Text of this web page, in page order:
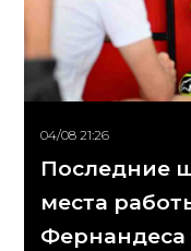
04/08 21:26
Последние
места
Фернандеса